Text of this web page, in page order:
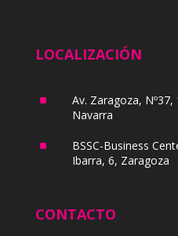
LOCALIZACIÓN
^
Av. Zaragoza, Nº37,
Navarra
^
BSSC-Business
Ibarra, 6, Zaragoza
CONTACTO